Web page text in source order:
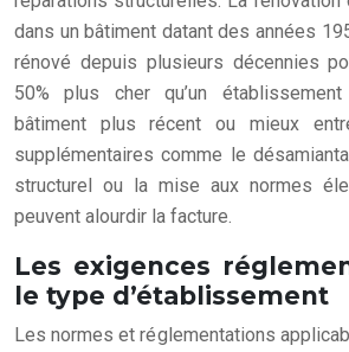
dans un bâtiment datant des années
rénové depuis plusieurs décennies
50% plus cher qu’un
bâtiment plus récent ou mieux
supplémentaires comme le
structurel ou la mise aux normes
peuvent alourdir la facture.
Les exigences
le type d’établissement
Les normes et réglementations